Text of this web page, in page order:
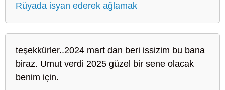
Rüyada isyan ederek ağlamak
teşekkürler..2024 mart dan beri issizim bu bana
biraz. Umut verdi 2025 güzel bir sene olacak
benim için.